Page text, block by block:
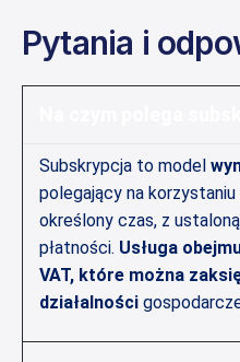
Pytania i
Subskrypcja to model
polegający na
określony czas, z
płatności. Usługa
VAT, które można
działalności